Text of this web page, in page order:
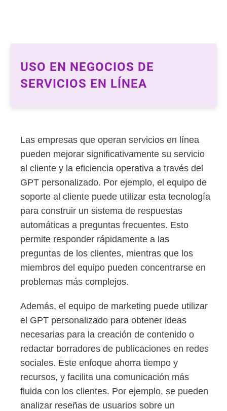
USO EN NEGOCIOS DE
SERVICIOS EN LÍNEA
Las empresas que operan servicios en línea
pueden mejorar significativamente su servicio
al cliente y la eficiencia operativa a través del
GPT personalizado. Por ejemplo, el equipo de
soporte al cliente puede utilizar esta tecnología
para construir un sistema de respuestas
automáticas a preguntas frecuentes. Esto
permite responder rápidamente a las
preguntas de los clientes, mientras que los
miembros del equipo pueden concentrarse en
problemas más complejos.
Además, el equipo de marketing puede utilizar
el GPT personalizado para obtener ideas
necesarias para la creación de contenido o
redactar borradores de publicaciones en redes
sociales. Este enfoque ahorra tiempo y
recursos, y facilita una comunicación más
fluida con los clientes. Por ejemplo, se pueden
analizar reseñas de usuarios sobre un